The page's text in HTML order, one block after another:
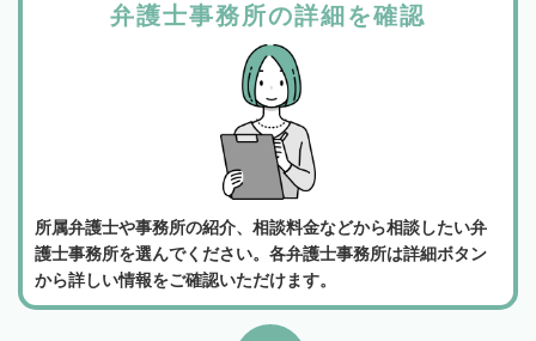
弁護士事務所の詳細を確認
所属弁護士や事務所の紹介、相談料金などから相談したい弁
護士事務所を選んでください。各弁護士事務所は詳細ボタン
から詳しい情報をご確認いただけます。